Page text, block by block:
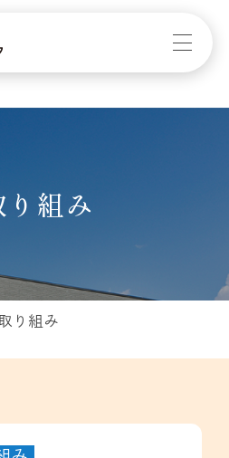
り組み
り組み